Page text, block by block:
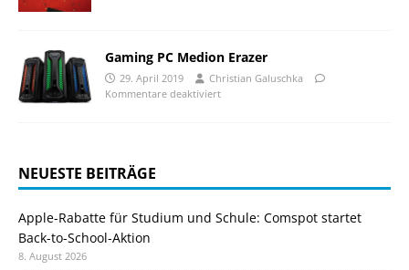
Gaming PC Medion Erazer
29. April 2019
Christian Galuschka
Kommentare deaktiviert
NEUESTE BEITRÄGE
Apple-Rabatte für Studium und Schule: Comspot startet
Back-to-School-Aktion
8. August 2026